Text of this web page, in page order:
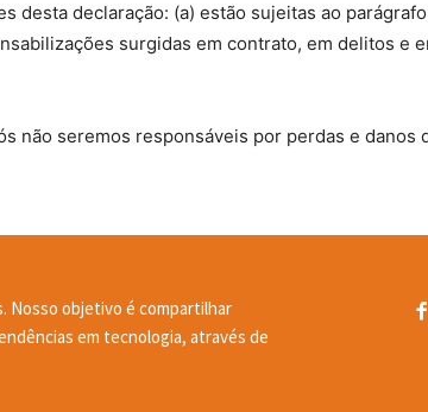
desta declaração: (a) estão sujeitas ao
surgidas em contrato, em delitos e
não seremos responsáveis por perdas e danos
Nosso objetivo é compartilhar
em tecnologia, através de